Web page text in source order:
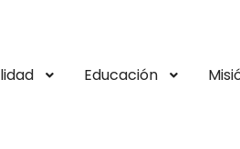
Educación